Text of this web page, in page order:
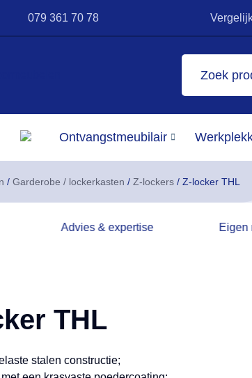
079 361 70 78
naar:
Ontvangstmeubilair
/ Garderobe / lockerkasten / Z-lockers / Z-locker THL
Advies & expertise Eigen
THL
stalen constructie;